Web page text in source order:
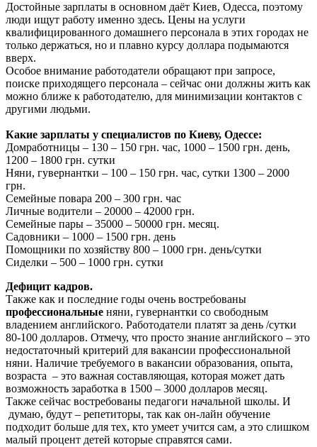
Достойные зарплаты в основном даёт Киев, Одесса, поэтому
люди ищут работу именно здесь. Цены на услуги
квалифицированного домашнего персонала в этих городах не
только держаться, но и плавно курсу доллара подымаются
вверх.
Особое внимание работодатели обращают при запросе,
поиске приходящего персонала – сейчас они должны жить как
можно ближе к работодателю, для минимизации контактов с
другими людьми.
Какие зарплаты у специалистов по Киеву, Одессе:
Домработницы – 130 – 150 грн. час, 1000 – 1500 грн. день,
1200 – 1800 грн. сутки
Няни, гувернантки – 100 – 150 грн. час, сутки 1300 – 2000
грн.
Семейные повара 200 – 300 грн. час
Личные водители – 20000 – 42000 грн.
Семейные пары – 35000 – 50000 грн. месяц.
Садовники – 1000 – 1500 грн. день
Помощники по хозяйству 800 – 1000 грн. день/сутки
Сиделки – 500 – 1000 грн. сутки
Дефицит кадров.
Также как и последние годы очень востребованы
профессиональные няни, гувернантки со свободным
владением английского. Работодатели платят за день /сутки
80-100 долларов. Отмечу, что просто знание английского – это
недостаточный критерий для вакансии профессиональной
няни. Наличие требуемого в вакансии образования, опыта,
возраста – это важная составляющая, которая может дать
возможность заработка в 1500 – 3000 долларов месяц.
Также сейчас востребованы педагоги начальной школы. И
думаю, будут – репетиторы, так как он-лайн обучение
подходит больше для тех, кто умеет учится сам, а это слишком
малый процент детей которые справятся сами.